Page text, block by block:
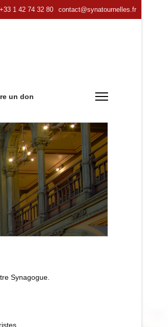
+33 1 42 74 32 80 contact@synatournelles.fr
un don
Synagogue.